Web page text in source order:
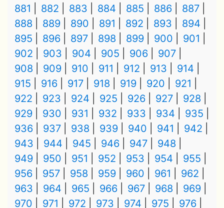
881
882 883 884 885 886
887
888
889 890 891 892 893
894
895
896 897 898 899 900
901
902
903 904 905 906
907
908
909 910 911 912 913
914
915
916 917 918 919 920
921
922
923 924 925 926 927
928
929
930 931 932 933 934
935
936
937 938 939 940 941
942
943
944 945 946 947
948
949
950 951 952 953 954
955
956
957 958 959 960 961
962
963
964 965 966 967 968
969
970
971 972 973 974 975
976